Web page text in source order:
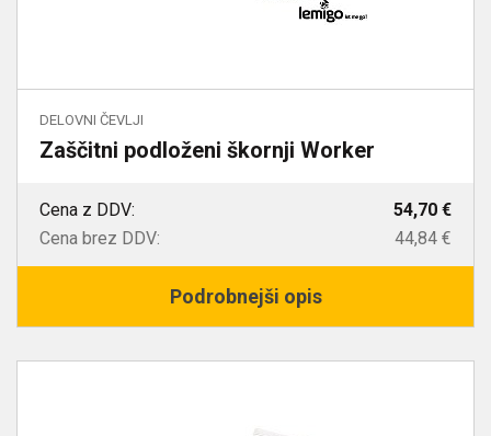
DELOVNI ČEVLJI
Zaščitni podloženi škornji Worker
Cena z DDV:
54,70 €
Cena brez DDV:
44,84 €
Podrobnejši opis